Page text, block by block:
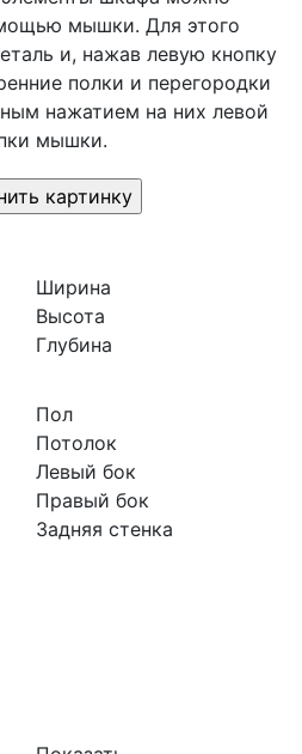
мышки. Для этого
и, нажав левую кнопку
полки и перегородки
нажатием на них левой
мышки.
Ширина
Высота
Глубина
Пол
Потолок
Левый бок
Правый бок
Задняя стенка